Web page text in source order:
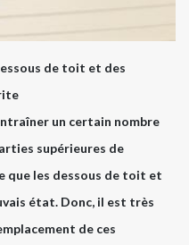
de toit et des
un certain nombre
supérieures de
que les dessous de toit et
état. Donc, il est très
de ces